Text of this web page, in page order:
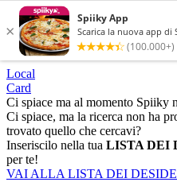
Local
Card
Ci spiace ma al momento Spiiky
Ci spiace, ma la ricerca non ha
trovato quello che cercavi?
Inseriscilo nella tua LISTA DEI
per te!
VAI ALLA LISTA DEI